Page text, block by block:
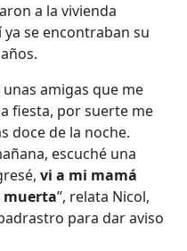
a la vivienda
ya se encontraban su
amigas que me
fiesta, por suerte me
doce de la noche.
escuché una
vi a mi mamá
muerta”, relata Nicol,
para dar aviso